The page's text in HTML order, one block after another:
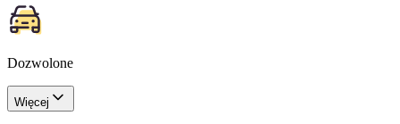
Dozwolone
Więcej